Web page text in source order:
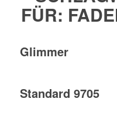
FÜR:
Glimmer
Standard 9705